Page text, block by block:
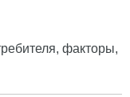
факторы,